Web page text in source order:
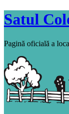
Satul
Pagină oficială a